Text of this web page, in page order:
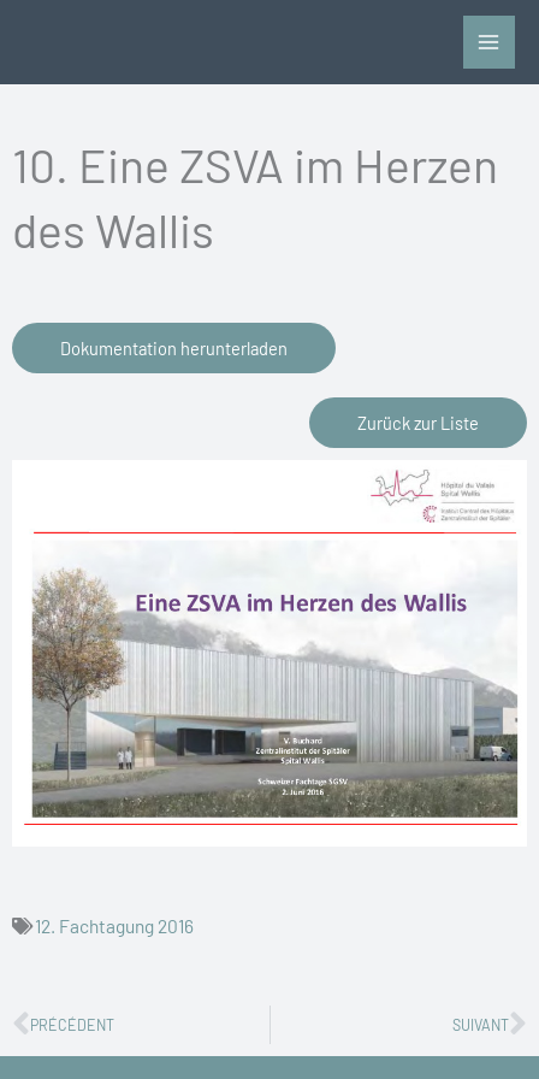
10. Eine ZSVA im Herzen
des Wallis
Dokumentation herunterladen
Zurück zur Liste
12. Fachtagung 2016
Zurück
PRÉCÉDENT SUIVANT